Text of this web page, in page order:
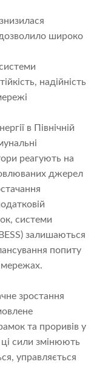
широко
надійність
в Північній
реагують на
джерел
системи
залишаються
попиту
мережах.
зростання
та проривів у
ці сили змінюють
управляється